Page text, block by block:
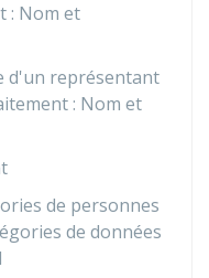
: Nom et
d'un représentant
: Nom et
de personnes
de données